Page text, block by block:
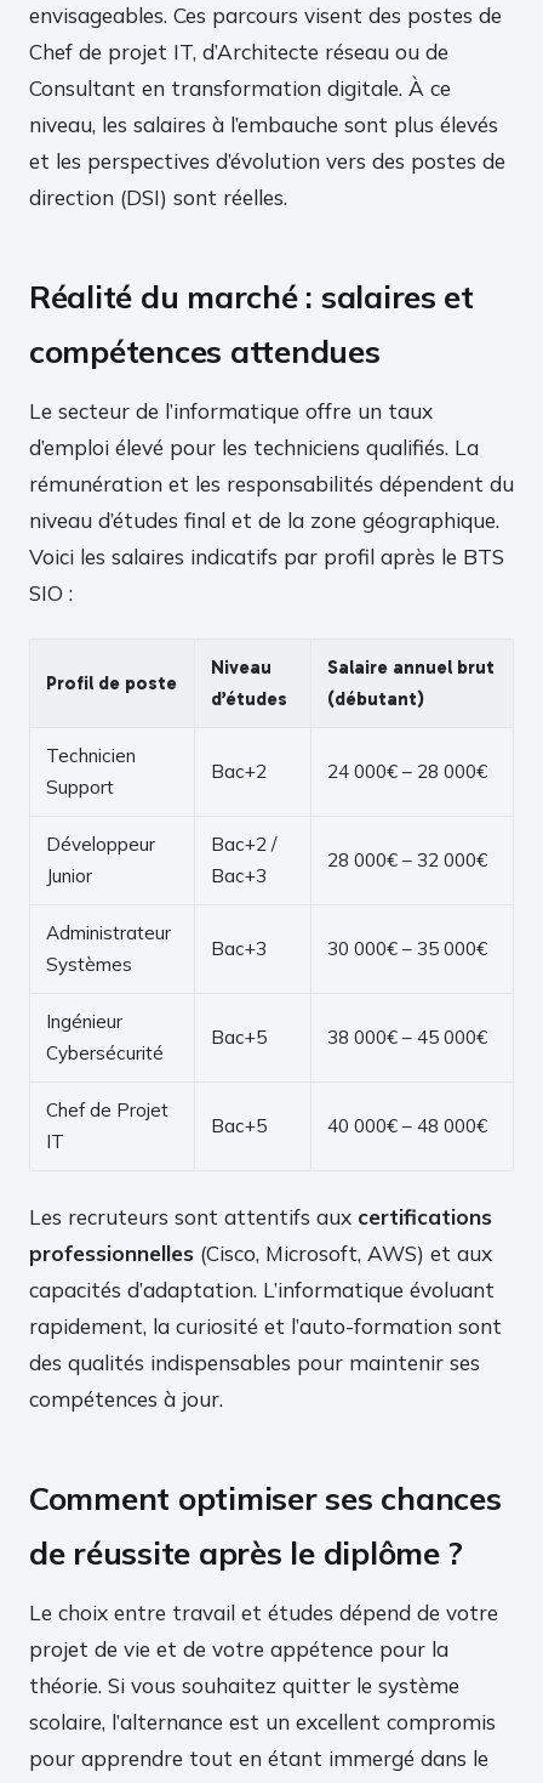
envisageables. Ces parcours visent des postes de
Chef de projet IT, d’Architecte réseau ou de
Consultant en transformation digitale. À ce
niveau, les salaires à l’embauche sont plus élevés
et les perspectives d’évolution vers des postes de
direction (DSI) sont réelles.
Réalité du marché : salaires et
compétences attendues
Le secteur de l’informatique offre un taux
d’emploi élevé pour les techniciens qualifiés. La
rémunération et les responsabilités dépendent du
niveau d’études final et de la zone géographique.
Voici les salaires indicatifs par profil après le BTS
SIO :
Profil de poste
Niveau
d’études
Salaire annuel brut
(débutant)
Technicien
Support
Bac+2 24 000€ – 28 000€
Développeur
Junior
Bac+2 /
Bac+3
28 000€ – 32 000€
Administrateur
Systèmes
Bac+3 30 000€ – 35 000€
Ingénieur
Cybersécurité
Bac+5 38 000€ – 45 000€
Chef de Projet
IT
Bac+5 40 000€ – 48 000€
Les recruteurs sont attentifs aux certifications
professionnelles (Cisco, Microsoft, AWS) et aux
capacités d’adaptation. L’informatique évoluant
rapidement, la curiosité et l’auto-formation sont
des qualités indispensables pour maintenir ses
compétences à jour.
Comment optimiser ses chances
de réussite après le diplôme ?
Le choix entre travail et études dépend de votre
projet de vie et de votre appétence pour la
théorie. Si vous souhaitez quitter le système
scolaire, l’alternance est un excellent compromis
pour apprendre tout en étant immergé dans le